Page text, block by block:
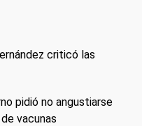
criticó las
pidió no angustiarse
vacunas